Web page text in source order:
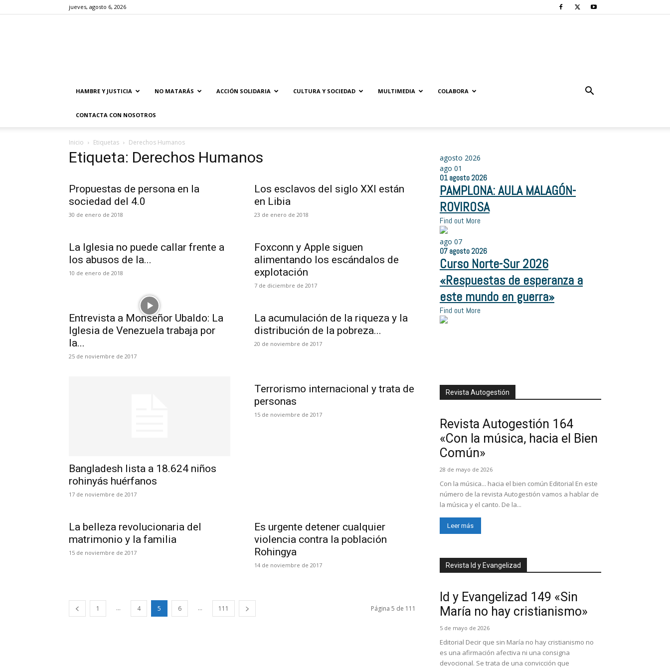
jueves, agosto 6, 2026
HAMBRE Y JUSTICIA NO MATARÁS ACCIÓN SOLIDARIA CULTURA Y SOCIEDAD MULTIMEDIA COLABORA
CONTACTA CON NOSOTROS
Inicio Etiquetas Derechos Humanos
Etiqueta: Derechos Humanos
Propuestas de persona en la
sociedad del 4.0
30 de enero de 2018
Los esclavos del siglo XXI están
en Libia
23 de enero de 2018
La Iglesia no puede callar frente a
los abusos de la...
10 de enero de 2018
Foxconn y Apple siguen
alimentando los escándalos de
explotación
7 de diciembre de 2017
Entrevista a Monseñor Ubaldo: La
Iglesia de Venezuela trabaja por
la...
25 de noviembre de 2017
La acumulación de la riqueza y la
distribución de la pobreza...
20 de noviembre de 2017
Bangladesh lista a 18.624 niños
rohinyás huérfanos
17 de noviembre de 2017
Terrorismo internacional y trata de
personas
15 de noviembre de 2017
La belleza revolucionaria del
matrimonio y la familia
15 de noviembre de 2017
Es urgente detener cualquier
violencia contra la población
Rohingya
14 de noviembre de 2017
1 ... 4 5 6 ... 111 Página 5 de 111
agosto 2026
ago 01
01 agosto 2026
PAMPLONA: AULA MALAGÓN-
ROVIROSA
Find out More
ago 07
07 agosto 2026
Curso Norte-Sur 2026
«Respuestas de esperanza a
este mundo en guerra»
Find out More
Revista Autogestión
Revista Autogestión 164
«Con la música, hacia el Bien
Común»
28 de mayo de 2026
Con la música... hacia el bien común Editorial En este
número de la revista Autogestión vamos a hablar de
la música y el canto. De la...
Leer más
Revista Id y Evangelizad
Id y Evangelizad 149 «Sin
María no hay cristianismo»
5 de mayo de 2026
Editorial Decir que sin María no hay cristianismo no
es una afirmación afectiva ni una consigna
devocional. Se trata de una convicción que